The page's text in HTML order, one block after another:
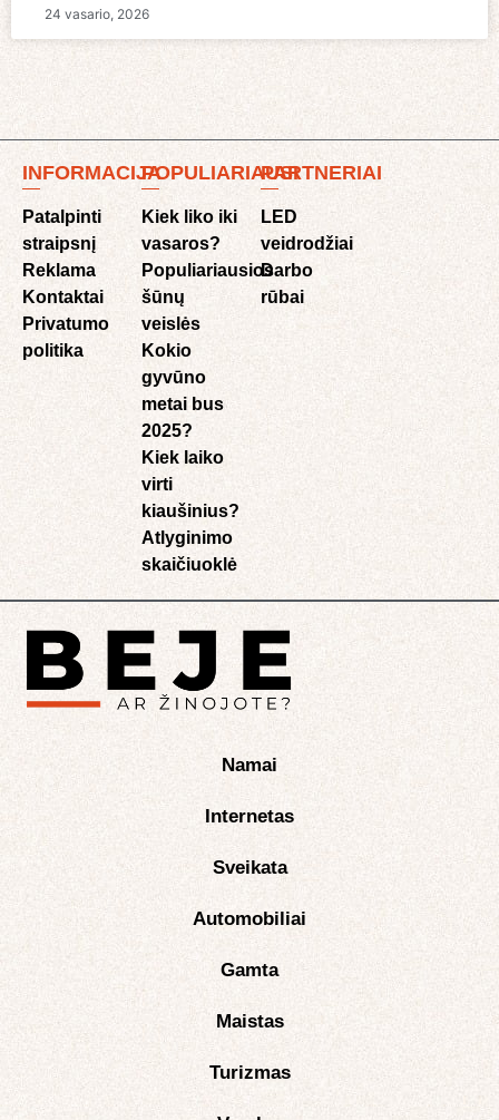
24 vasario, 2026
INFORMACIJA
Patalpinti
straipsnį
Reklama
Kontaktai
Privatumo
politika
POPULIARIAUSI
Kiek liko iki
vasaros?
Populiariausios
šūnų
veislės
Kokio
gyvūno
metai bus
2025?
Kiek laiko
virti
kiaušinius?
Atlyginimo
skaičiuoklė​
PARTNERIAI
LED
veidrodžiai
Darbo
rūbai
Namai
Internetas
Sveikata
Automobiliai
Gamta
Maistas
Turizmas